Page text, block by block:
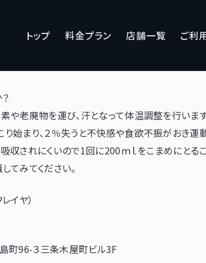
トップ 料金プラン 店舗一覧 ご利
老廃物を運び、汗となって体温調整を行います
まり、２％失うと不快感や食欲不振がおき運
されにくいので1回に200ｍｌをこまめにとるこ
てみてください。
イヤ）
町96-３三条木屋町ビル3F